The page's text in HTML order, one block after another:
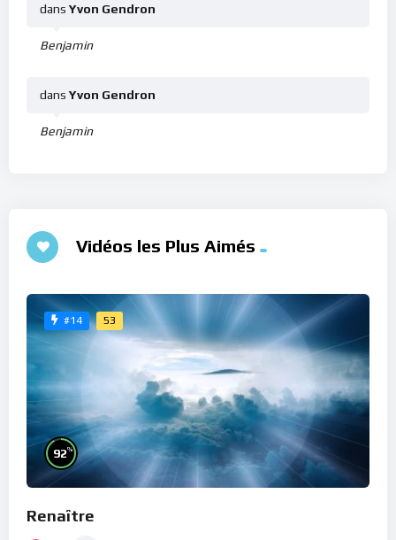
Benjamin
dans Yvon Gendron
Benjamin
dans Yvon Gendron
Vidéos les Plus Aimés
#14 53
92%
Renaître